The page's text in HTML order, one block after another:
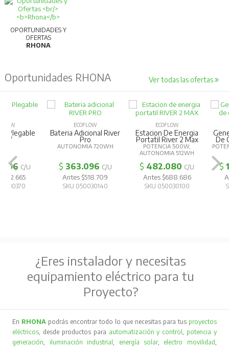
OPORTUNIDADES Y
OFERTAS
RHONA
Oportunidades RHONA Ver todas las ofertas
Bateria Adicional River
AUTONOMIA 720WH
$ 363.096 C/U
Antes $518.709
SKU 050030140
Estacion De Energia
Portatil River 2 Max
POTENCIA 500W,
AUTONOMIA 512WH
$ 482.080 C/U
Antes $688.686
SKU 050030100
Generador
De
POTENCIA
$
Antes
SKU
¿Eres instalador y necesitas
equipamiento eléctrico para tu
Proyecto?
En RHONA podrás encontrar todo lo que necesitas para tus proyectos
eléctricos, desde productos para automatización y control, potencia y
generación, iluminación industrial, energía solar, electro movilidad,